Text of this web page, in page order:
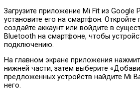
Загрузите приложение Mi Fit из Google
установите его на смартфон. Откройте
создайте аккаунт или войдите в
Bluetooth на смартфоне, чтобы
подключению.
На главном экране приложения
нижней части, затем выберите
предложенных устройств найдите Mi
него.